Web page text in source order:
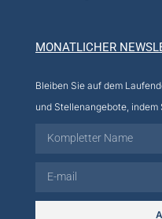
MONATLICHER
Bleiben Sie auf dem
und Stellenangebote,